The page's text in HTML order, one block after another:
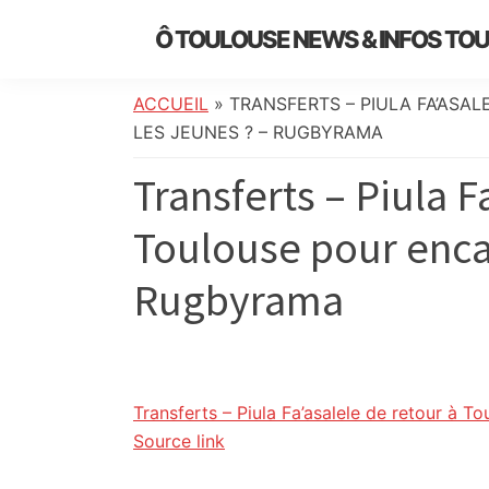
Ô TOULOUSE NEWS & INFOS
de
l’actualité
info
locale,
société,
culture,
politique,
divers
et
ACCUEIL » TRANSFERTS – PIULA
LES JEUNES ? – RUGBYRAMA
Transferts – Piula
Toulouse pour
Rugbyrama
Transferts – Piula Fa’asalele de retour à
Source link